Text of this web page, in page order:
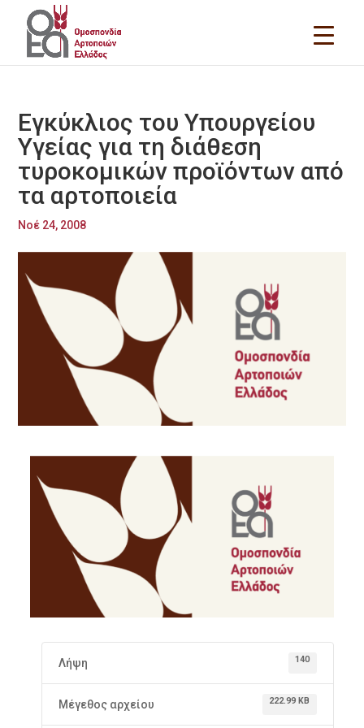
Εγκύκλιος του Υπουργείου
Υγείας για τη διάθεση
τυροκομικών προϊόντων από
τα αρτοποιεία
Νοέ 24, 2008
Λήψη 140
Μέγεθος αρχείου 222.99 KB